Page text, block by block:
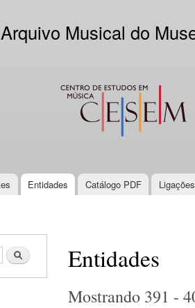
Musical do
CESEM
Entidades Catálogo PDF
Search Entidades
Mostrando 391 -